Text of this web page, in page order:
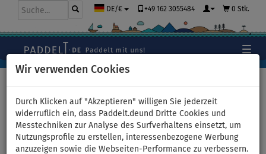
Wir verwenden Cookies
Durch Klicken auf "Akzeptieren" willigen Sie jederzeit
widerruflich ein, dass Paddelt.deund Dritte Cookies und
Messtechniken zur Analyse des Surfverhaltens einsetzt, um
Nutzungsprofile zu erstellen, interessenbezogene Werbung
anzuzeigen sowie die Webseiten-Performance zu verbessern.
DE/€ +49 162 3055484 0 Stk.
SUP GLADIATOR ONE 9'6" KID -